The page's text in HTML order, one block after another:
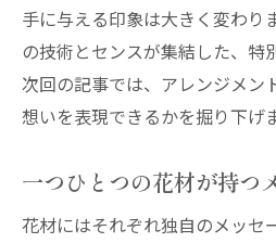
手に与える印象は大きく変わり
の技術とセンスが集結した、特
次回の記事では、アレンジメン
想いを表現できるかを掘り下げま
一つひとつの花材が持つ
花材にはそれぞれ独自のメッセ